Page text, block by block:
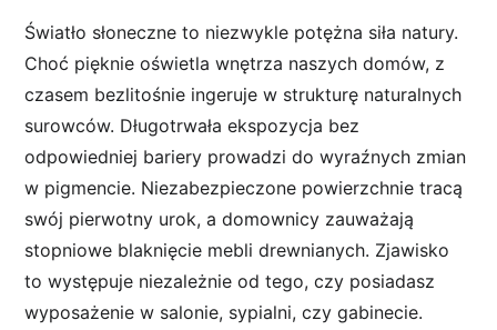
Światło słoneczne to niezwykle potężna siła natury.
Choć pięknie oświetla wnętrza naszych domów, z
czasem bezlitośnie ingeruje w strukturę naturalnych
surowców. Długotrwała ekspozycja bez
odpowiedniej bariery prowadzi do wyraźnych zmian
w pigmencie. Niezabezpieczone powierzchnie tracą
swój pierwotny urok, a domownicy zauważają
stopniowe blaknięcie mebli drewnianych. Zjawisko
to występuje niezależnie od tego, czy posiadasz
wyposażenie w salonie, sypialni, czy gabinecie.